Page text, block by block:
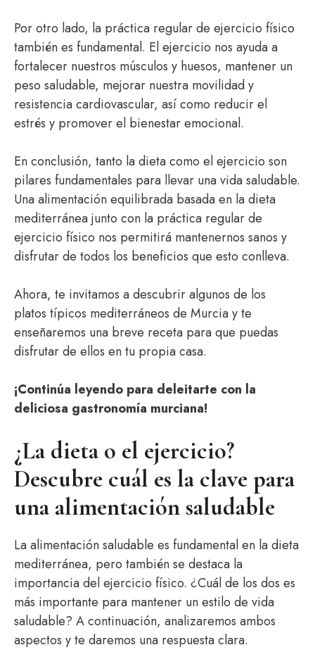
Por otro lado, la práctica regular de ejercicio físico
también es fundamental. El ejercicio nos ayuda a
fortalecer nuestros músculos y huesos, mantener un
peso saludable, mejorar nuestra movilidad y
resistencia cardiovascular, así como reducir el
estrés y promover el bienestar emocional.
En conclusión, tanto la dieta como el ejercicio son
pilares fundamentales para llevar una vida saludable.
Una alimentación equilibrada basada en la dieta
mediterránea junto con la práctica regular de
ejercicio físico nos permitirá mantenernos sanos y
disfrutar de todos los beneficios que esto conlleva.
Ahora, te invitamos a descubrir algunos de los
platos típicos mediterráneos de Murcia y te
enseñaremos una breve receta para que puedas
disfrutar de ellos en tu propia casa.
¡Continúa leyendo para deleitarte con la
deliciosa gastronomía murciana!
¿La dieta o el ejercicio?
Descubre cuál es la clave para
una alimentación saludable
La alimentación saludable es fundamental en la dieta
mediterránea, pero también se destaca la
importancia del ejercicio físico. ¿Cuál de los dos es
más importante para mantener un estilo de vida
saludable? A continuación, analizaremos ambos
aspectos y te daremos una respuesta clara.